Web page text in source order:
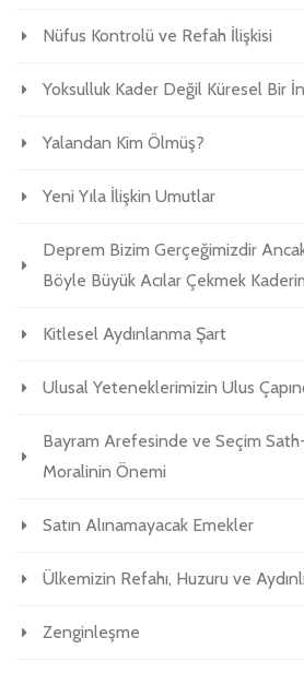
Nüfus Kontrolü ve Refah İlişkisi
Yoksulluk Kader Değil Küresel Bir
Yalandan Kim Ölmüş?
Yeni Yıla İlişkin Umutlar
Deprem Bizim Gerçeğimizdir
Böyle Büyük Acılar Çekmek
Kitlesel Aydınlanma Şart
Ulusal Yeteneklerimizin Ulus
Bayram Arefesinde ve Seçim
Moralinin Önemi
Satın Alınamayacak Emekler
Ülkemizin Refahı, Huzuru ve
Zenginleşme